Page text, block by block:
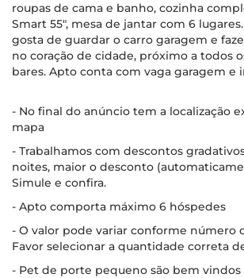
roupas de cama e banho, cozinha
Smart 55", mesa de jantar com 6
gosta de guardar o carro garagem e
no coração de cidade, próximo a todos
bares. Apto conta com vaga garagem e
- No final do anúncio tem a localização
mapa
- Trabalhamos com descontos
noites, maior o desconto
Simule e confira.
- Apto comporta máximo 6 hóspedes
- O valor pode variar conforme número
Favor selecionar a quantidade correta
- Pet de porte pequeno são bem vindos